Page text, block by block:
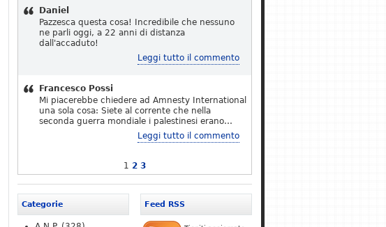
Daniel
Pazzesca questa cosa! Incredibile che nessuno
ne parli oggi, a 22 anni di distanza
dall'accaduto!
Leggi tutto il commento
Francesco Possi
Mi piacerebbe chiedere ad Amnesty International
una sola cosa: Siete al corrente che nella
seconda guerra mondiale i palestinesi erano…
Leggi tutto il commento
1 2 3
Feed RSS
Categorie